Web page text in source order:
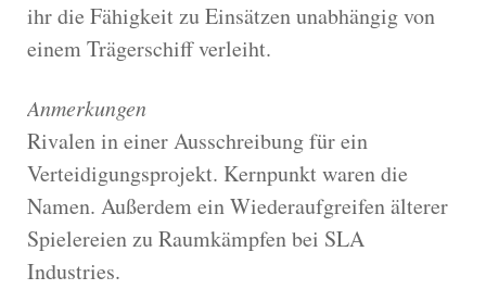
ihr die Fähigkeit zu Einsätzen unabhängig von
einem Trägerschiff verleiht.
Anmerkungen
Rivalen in einer Ausschreibung für ein
Verteidigungsprojekt. Kernpunkt waren die
Namen. Außerdem ein Wiederaufgreifen älterer
Spielereien zu Raumkämpfen bei SLA
Industries.